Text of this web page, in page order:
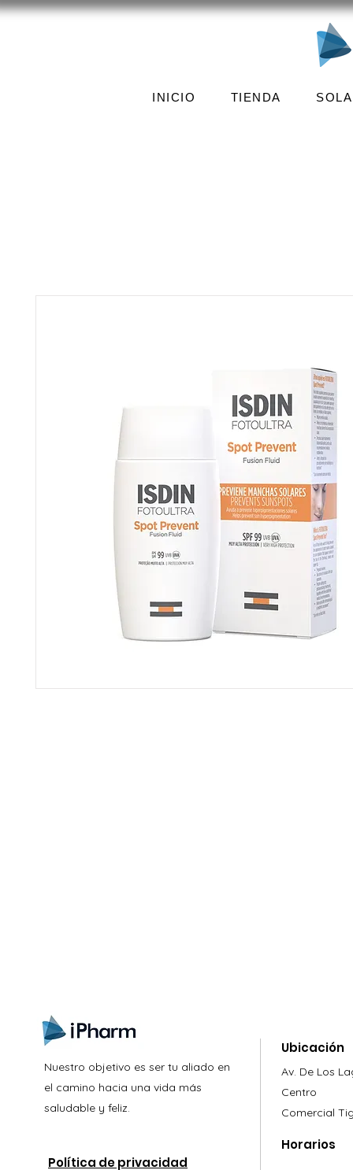
INICIO TIENDA
Nuestro objetivo es ser tu aliado en
el camino hacia una vida más
saludable y feliz.
Política de privacidad
Ubicación
Av. De Los
Centro
Comercial
Horarios